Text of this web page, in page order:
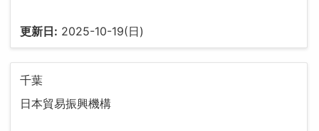
更新日: 2025-10-19(日)
千葉
日本貿易振興機構